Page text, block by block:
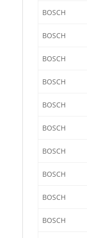
BOSCH
BOSCH
BOSCH
BOSCH
BOSCH
BOSCH
BOSCH
BOSCH
BOSCH
BOSCH